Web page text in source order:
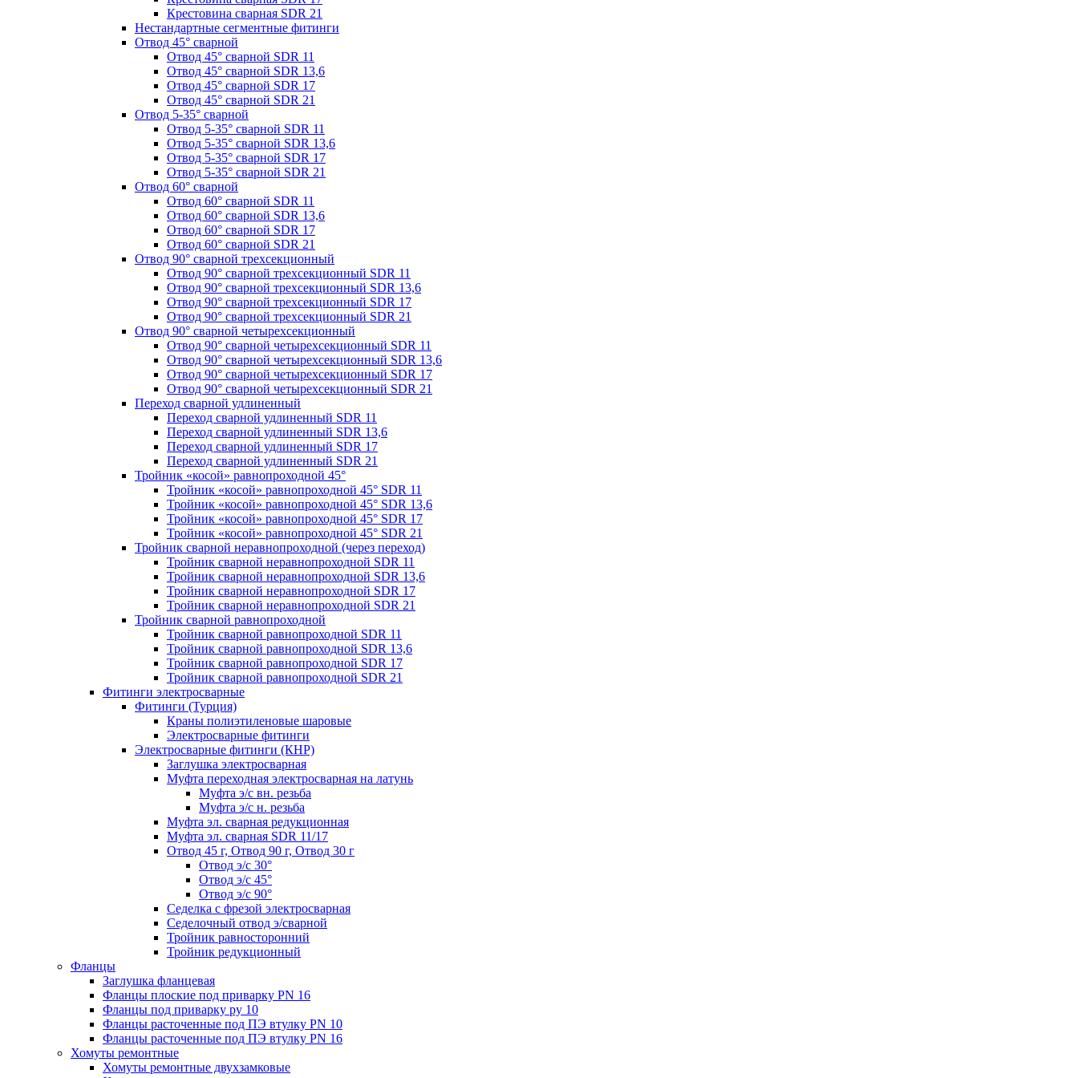
Крестовина сварная SDR 21
Нестандартные сегментные фитинги
Отвод 45° сварной
Отвод 45° сварной SDR 11
Отвод 45° сварной SDR 13,6
Отвод 45° сварной SDR 17
Отвод 45° сварной SDR 21
Отвод 5-35° сварной
Отвод 5-35° сварной SDR 11
Отвод 5-35° сварной SDR 13,6
Отвод 5-35° сварной SDR 17
Отвод 5-35° сварной SDR 21
Отвод 60° сварной
Отвод 60° сварной SDR 11
Отвод 60° сварной SDR 13,6
Отвод 60° сварной SDR 17
Отвод 60° сварной SDR 21
Отвод 90° сварной трехсекционный
Отвод 90° сварной трехсекционный SDR 11
Отвод 90° сварной трехсекционный SDR 13,6
Отвод 90° сварной трехсекционный SDR 17
Отвод 90° сварной трехсекционный SDR 21
Отвод 90° сварной четырехсекционный
Отвод 90° сварной четырехсекционный SDR 11
Отвод 90° сварной четырехсекционный SDR 13,6
Отвод 90° сварной четырехсекционный SDR 17
Отвод 90° сварной четырехсекционный SDR 21
Переход сварной удлиненный
Переход сварной удлиненный SDR 11
Переход сварной удлиненный SDR 13,6
Переход сварной удлиненный SDR 17
Переход сварной удлиненный SDR 21
Тройник «косой» равнопроходной 45°
Тройник «косой» равнопроходной 45° SDR 11
Тройник «косой» равнопроходной 45° SDR 13,6
Тройник «косой» равнопроходной 45° SDR 17
Тройник «косой» равнопроходной 45° SDR 21
Тройник сварной неравнопроходной (через переход)
Тройник сварной неравнопроходной SDR 11
Тройник сварной неравнопроходной SDR 13,6
Тройник сварной неравнопроходной SDR 17
Тройник сварной неравнопроходной SDR 21
Тройник сварной равнопроходной
Тройник сварной равнопроходной SDR 11
Тройник сварной равнопроходной SDR 13,6
Тройник сварной равнопроходной SDR 17
Тройник сварной равнопроходной SDR 21
Фитинги электросварные
Фитинги (Турция)
Краны полиэтиленовые шаровые
Электросварные фитинги
Электросварные фитинги (КНР)
Заглушка электросварная
Муфта переходная электросварная на латунь
Муфта э/с вн. резьба
Муфта э/с н. резьба
Муфта эл. cварная редукционная
Муфта эл. сварная SDR 11/17
Отвод 45 г, Отвод 90 г, Отвод 30 г
Отвод э/с 30°
Отвод э/с 45°
Отвод э/с 90°
Седелка с фрезой электросварная
Седелочный отвод э/сварной
Тройник равносторонний
Тройник редукционный
Фланцы
Заглушка фланцевая
Фланцы плоские под приварку PN 16
Фланцы под приварку ру 10
Фланцы расточенные под ПЭ втулку PN 10
Фланцы расточенные под ПЭ втулку PN 16
Хомуты ремонтные
Хомуты ремонтные двухзамковые